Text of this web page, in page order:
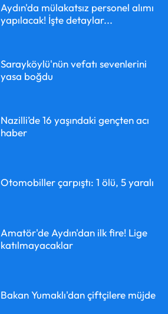
Aydın'da mülakatsız personel alımı
yapılacak! İşte detaylar...
Sarayköylü'nün vefatı sevenlerini
yasa boğdu
Nazilli’de 16 yaşındaki gençten acı
haber
Otomobiller çarpıştı: 1 ölü, 5 yaralı
Amatör'de Aydın'dan ilk fire! Lige
katılmayacaklar
Bakan Yumaklı'dan çiftçilere müjde